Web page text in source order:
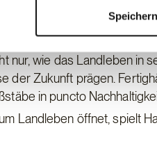
Speichern
nur, wie das Landleben in
der Zukunft prägen.
in puncto
Landleben öffnet, spielt